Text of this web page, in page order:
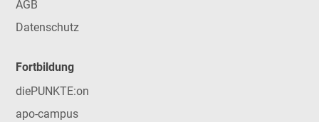
AGB
Datenschutz
Fortbildung
diePUNKTE:on
apo-campus